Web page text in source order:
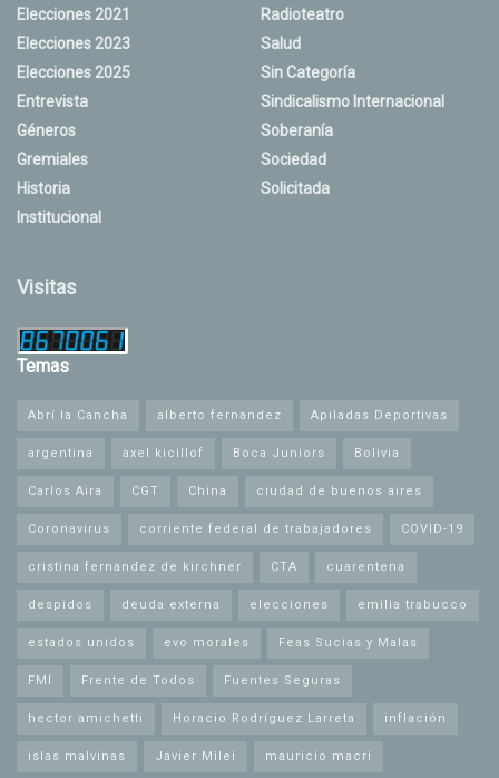
Elecciones 2021
Elecciones 2023
Elecciones 2025
Entrevista
Géneros
Gremiales
Historia
Institucional
Radioteatro
Salud
Sin Categoría
Sindicalismo Internacional
Soberanía
Sociedad
Solicitada
Visitas
Temas
Abrí la Cancha alberto fernandez Apiladas Deportivas
argentina axel kicillof Boca Juniors Bolivia
Carlos Aira CGT China ciudad de buenos aires
Coronavirus corriente federal de trabajadores COVID-19
cristina fernandez de kirchner CTA cuarentena
despidos deuda externa elecciones emilia trabucco
estados unidos evo morales Feas Sucias y Malas
FMI Frente de Todos Fuentes Seguras
hector amichetti Horacio Rodríguez Larreta inflación
islas malvinas Javier Milei mauricio macri